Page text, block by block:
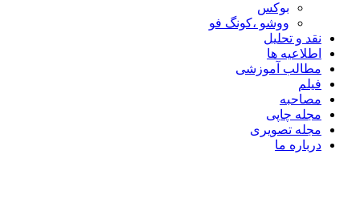
بوکس
ووشو ،کونگ فو
نقد و تحلیل
اطلاعیه ها
مطالب آموزشی
فیلم
مصاحبه
مجله چاپی
مجله تصویری
درباره ما